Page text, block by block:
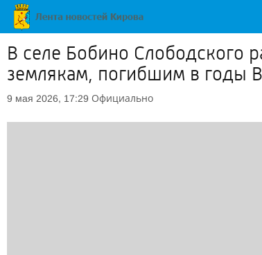
В селе Бобино Слободского
землякам, погибшим в годы
9 мая 2026, 17:29 Официально